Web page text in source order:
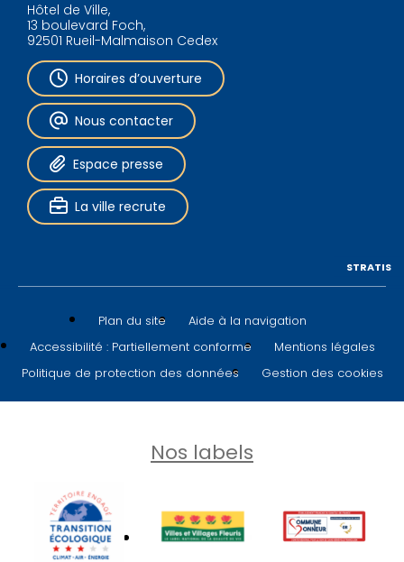
Hôtel de Ville,
13 boulevard Foch,
92501 Rueil-Malmaison Cedex
Horaires d’ouverture
Nous contacter
Espace presse
La ville recrute
Plan du site
Aide à la navigation
Accessibilité : Partiellement conforme
Mentions légales
Politique de protection des données
Gestion des cookies
STRATIS
Nos labels